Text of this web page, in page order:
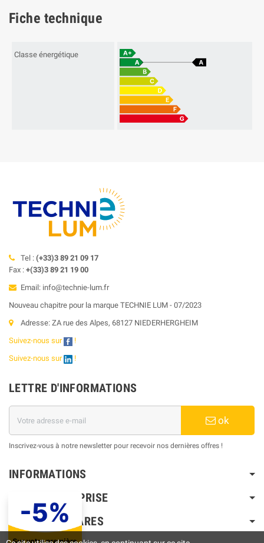
Fiche technique
Classe énergétique
Tel : (+33)3 89 21 09 17
Fax : +(33)3 89 21 19 00
Email: info@technie-lum.fr
Nouveau chapitre pour la marque TECHNIE LUM - 07/2023
Adresse: ZA rue des Alpes, 68127 NIEDERHERGHEIM
Suivez-nous sur
!
Suivez-nous sur
!
LETTRE D'INFORMATIONS
ok
Inscrivez-vous à notre newsletter pour recevoir nos dernières offres !
INFORMATIONS
NOTRE ENTREPRISE
PRODUITS PHARES